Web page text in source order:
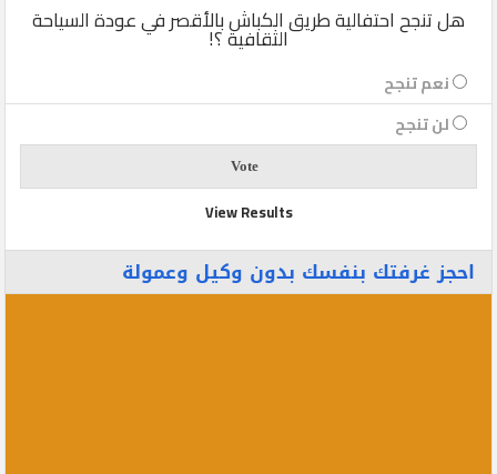
هل تنجح احتفالية طريق الكباش بالأقصر في عودة السياحة
الثقافية ؟!
نعم تنجح
لن تنجح
View Results
احجز غرفتك بنفسك بدون وكيل وعمولة